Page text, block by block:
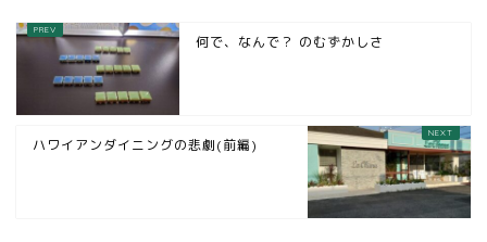
何で、なんで？ のむずかしさ
ハワイアンダイニングの悲劇(前編)